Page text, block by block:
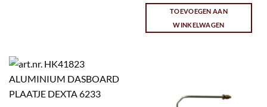
TOEVOEGEN AAN
WINKELWAGEN